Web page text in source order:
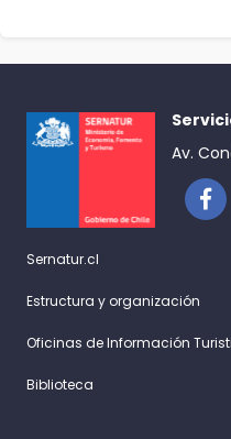
Av.
Sernatur.cl
Estructura y organización
Oficinas de Información
Biblioteca